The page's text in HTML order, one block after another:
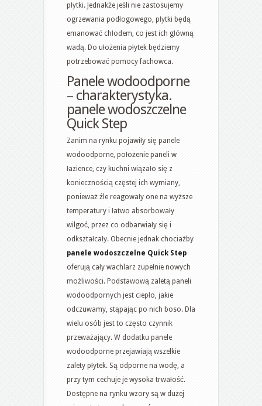
płytki. Jednakże jeśli nie zastosujemy
ogrzewania podłogowego, płytki będą
emanować chłodem, co jest ich główną
wadą. Do ułożenia płytek będziemy
potrzebować pomocy fachowca.
Panele wodoodporne
– charakterystyka.
panele wodoszczelne
Quick Step
Zanim na rynku pojawiły się panele
wodoodporne, położenie paneli w
łazience, czy kuchni wiązało się z
koniecznością częstej ich wymiany,
ponieważ źle reagowały one na wyższe
temperatury i łatwo absorbowały
wilgoć, przez co odbarwiały się i
odkształcały. Obecnie jednak chociażby
panele wodoszczelne Quick Step
oferują cały wachlarz zupełnie nowych
możliwości. Podstawową zaletą paneli
wodoodpornych jest ciepło, jakie
odczuwamy, stąpając po nich boso. Dla
wielu osób jest to często czynnik
przeważający. W dodatku panele
wodoodporne przejawiają wszelkie
zalety płytek. Są odporne na wodę, a
przy tym cechuje je wysoka trwałość.
Dostępne na rynku wzory są w dużej